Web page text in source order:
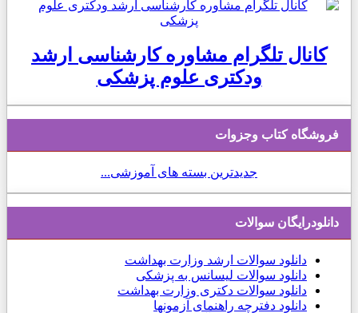
کانال تلگرام مشاوره کارشناسی ارشد
ودکتری علوم پزشکی
فروشگاه کتاب وجزوات
جدیدترین بسته های آموزشی...
دانلودرایگان سوالات
دانلود سوالات ارشد وزارت بهداشت
دانلود سوالات لیسانس به پزشکی
دانلود سوالات دکتری وزارت بهداشت
دانلود دفترچه راهنمای آزمونها